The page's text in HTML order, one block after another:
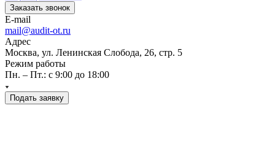
Заказать звонок
E-mail
mail@audit-ot.ru
Адрес
Москва, ул. Ленинская Слобода, 26, стр. 5
Режим работы
Пн. – Пт.: с 9:00 до 18:00
Подать заявку